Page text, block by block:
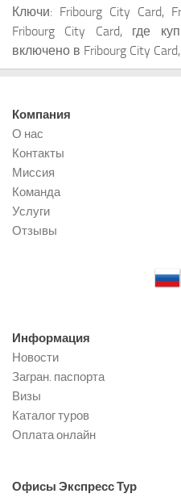
Ключи: Fribourg City Card,
Fribourg City Card, где
включено в Fribourg City
Компания
О нас
Контакты
Миссия
Команда
Услуги
Отзывы
Информация
Новости
Загран. паспорта
Визы
Каталог туров
Оплата онлайн
Офисы Экспресс Тур